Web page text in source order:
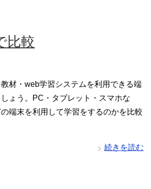
比較
材・web学習システムを利用できる端
ょう。PC・タブレット・スマホな
端末を利用して学習をするのかを比較
続きを読む